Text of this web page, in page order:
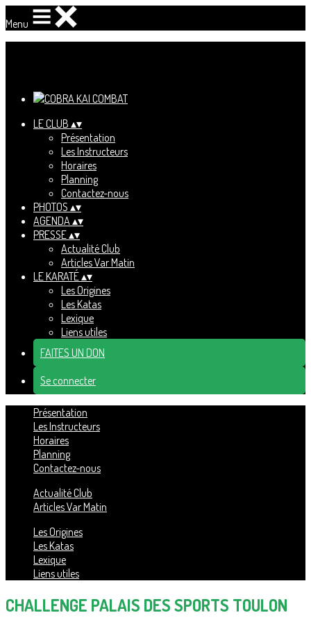
Menu
LE CLUB ▴▾
Présentation
Les Instructeurs
Horaires
Planning
Contactez-nous
PHOTOS ▴▾
AGENDA▴▾
PRESSE▴▾
Actualité Club
Articles Var Matin
LE KARATÉ▴▾
Les Origines
Les Katas
Lexique
Liens utiles
FAITES UN DON
Se connecter
Présentation
Les Instructeurs
Horaires
Planning
Contactez-nous
Actualité Club
Articles Var Matin
Les Origines
Les Katas
Lexique
Liens utiles
CHALLENGE PALAIS DES SPORTS TOULON